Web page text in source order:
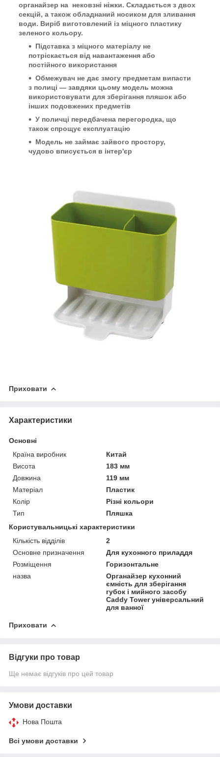
органайзер на нековзні ніжки. Складається з двох
секцій, а також обладнаний носиком для зливання
води. Виріб виготовлений із міцного пластику
зеленого кольору.
Підставка з міцного матеріалу не
потріскається від навантаження або
постійного використання
Обмежувач не дає змогу предметам випасти
з полиці — завдяки цьому модель можна
використовувати для зберігання пляшок або
інших подовжених предметів
У поличці передбачена перегородка, що
також спрощує експлуатацію
Модель не займає зайвого простору,
чудово вписується в інтер'єр
Приховати
Характеристики
Основні
Країна виробник
Китай
Висота
183 мм
Довжина
119 мм
Матеріал
Пластик
Колір
Різні кольори
Тип
Пляшка
Користувальницькі характеристики
Кількість відділів
2
Основне призначення
Для кухонного приладдя
Розміщення
Горизонтальне
назва
Органайзер кухонний
ємність для зберігання
губок і мийного засобу
Caddy Tower універсальний
для ванної
Приховати
Відгуки про товар
Ще немає відгуків про цей товар
Умови доставки
Нова Пошта
Всі умови доставки